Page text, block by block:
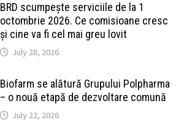
BRD scumpește serviciile de la 1
octombrie 2026. Ce comisioane cresc
și cine va fi cel mai greu lovit
July 28, 2026
Biofarm se alătură Grupului Polpharma
– o nouă etapă de dezvoltare comună
July 22, 2026